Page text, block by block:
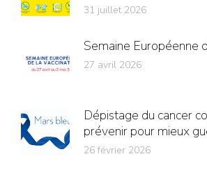
31 juillet 2026
Semaine Européenne
27 avril 2026
Dépistage du cancer
prévenir pour mieux
26 février 2026